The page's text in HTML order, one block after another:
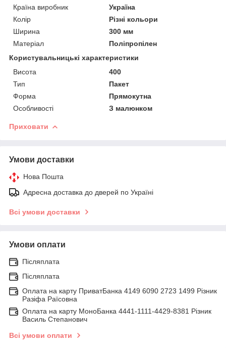
Країна виробник
Україна
Колір
Різні кольори
Ширина
300 мм
Матеріал
Поліпропілен
Користувальницькі характеристики
Висота
400
Тип
Пакет
Форма
Прямокутна
Особливості
З малюнком
Приховати
Умови доставки
Нова Пошта
Адресна доставка до дверей по Україні
Всі умови доставки
Умови оплати
Післяплата
Післяплата
Оплата на карту ПриватБанка 4149 6090 2723 1499 Різник
Разіфа Раїсовна
Оплата на карту МоноБанка 4441-1111-4429-8381 Різник
Василь Степанович
Всі умови оплати